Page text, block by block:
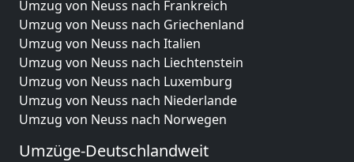
Umzug von Neuss nach Frankreich
Umzug von Neuss nach Griechenland
Umzug von Neuss nach Italien
Umzug von Neuss nach Liechtenstein
Umzug von Neuss nach Luxemburg
Umzug von Neuss nach Niederlande
Umzug von Neuss nach Norwegen
Umzüge-Deutschlandweit